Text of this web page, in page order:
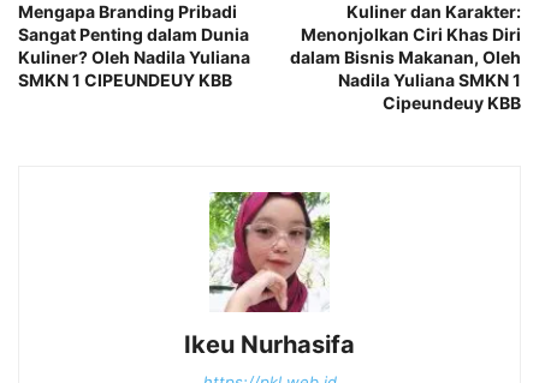
Mengapa Branding Pribadi
Sangat Penting dalam Dunia
Kuliner? Oleh Nadila Yuliana
SMKN 1 CIPEUNDEUY KBB
Kuliner dan Karakter:
Menonjolkan Ciri Khas Diri
dalam Bisnis Makanan, Oleh
Nadila Yuliana SMKN 1
Cipeundeuy KBB
Ikeu Nurhasifa